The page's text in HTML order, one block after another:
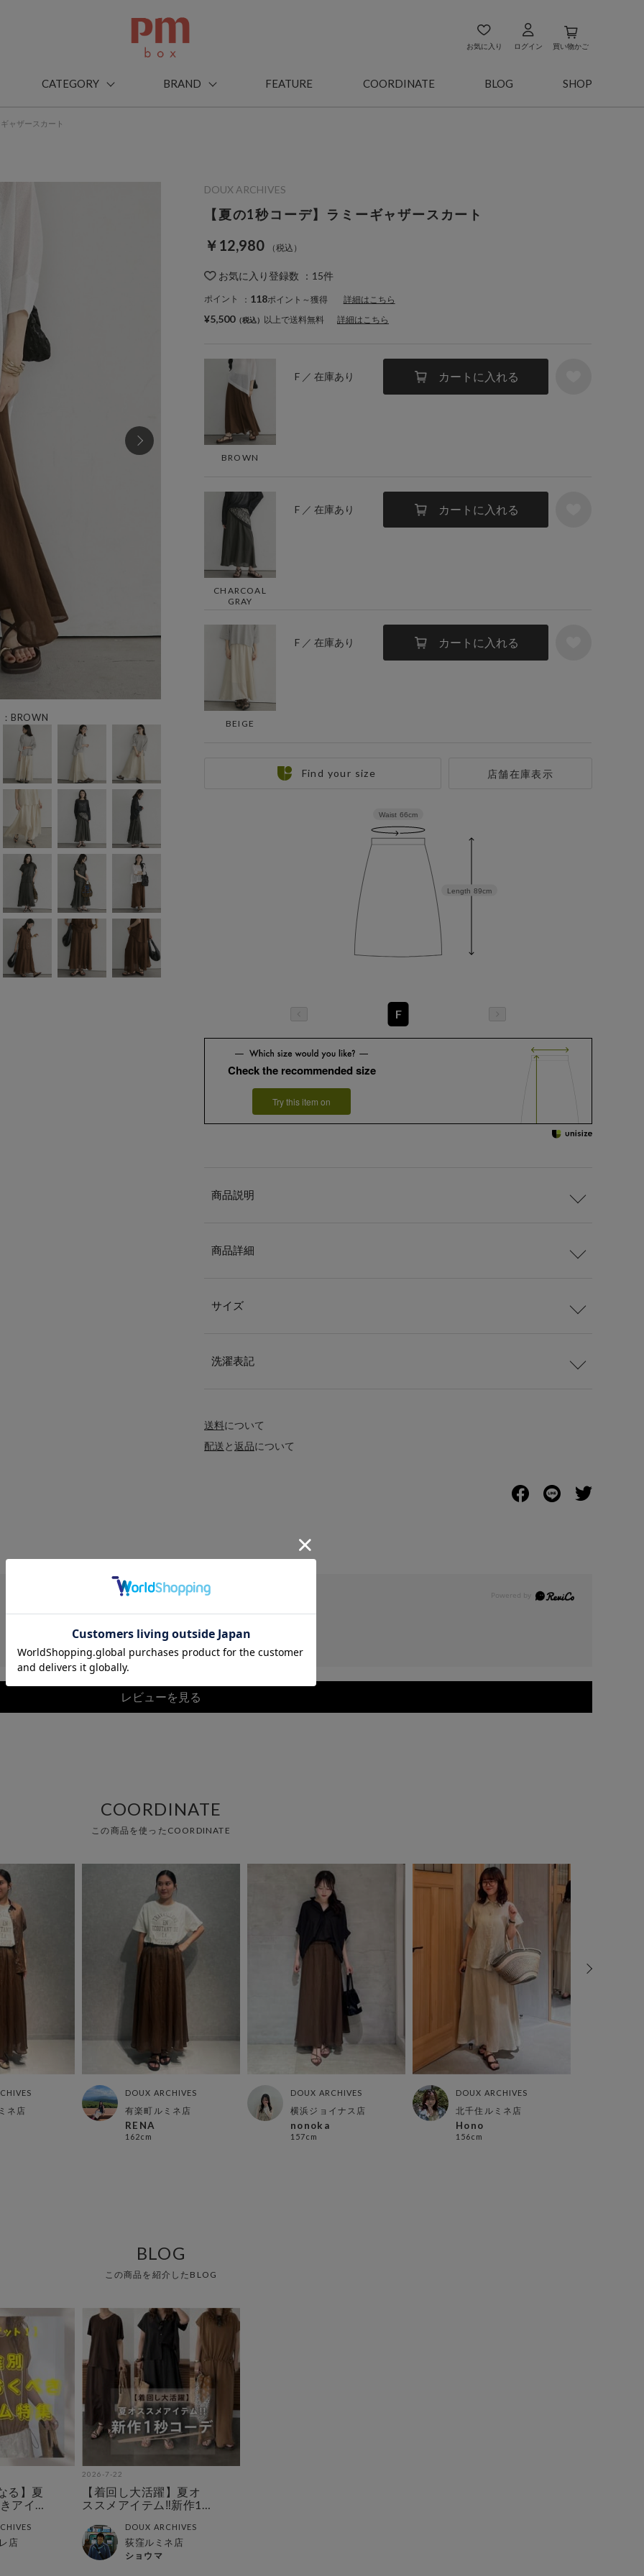
お気に入り ログイン 買い物かご
CATEGORY BRAND FEATURE COORDINATE BLOG SHOP
ャザースカート
BROWN
【夏の1秒コーデ】ラミーギャザースカート
￥12,980
お気に入り登録数 ： 15件
ポイント ： 118ポイント～獲得 詳細はこちら
BROWN
F ／ 在庫あり カートに入れる
CHARCOAL
GRAY
F ／ 在庫あり カートに入れる
BEIGE
F ／ 在庫あり カートに入れる
店舗在庫表示
DOUX ARCHIVES
¥5,500 以上で送料無料 詳細はこちら
Find your size
Length 89cm
Waist 66cm
F
Check the recommended size
Try this item on
商品説明
商品詳細
サイズ
洗濯表記
送料について
配送と返品について
レビューを見る
COORDINATE
この商品を使ったCOORDINATE
ネ店
DOUX ARCHIVES
有楽町ルミネ店
RENA
162cm
DOUX ARCHIVES
横浜ジョイナス店
nonoka
157cm
DOUX ARCHIVES
北千住ルミネ店
Hono
156cm
BLOG
この商品を紹介したBLOG
る】夏
アイ
店
2026-7-22
【着回し大活躍】夏オ
ススメアイテム‼︎新作1
DOUX ARCHIVES
荻窪ルミネ店
ショウマ